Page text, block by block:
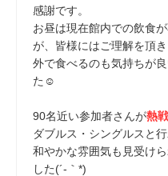
感謝です。
お昼は現在館内での飲食
が、皆様にはご理解を頂き
外で食べるのも気持ちが
た☺
90名近い参加者さんが熱戦
ダブルス・シングルスと行
和やかな雰囲気も見受け
した(´-｀*)